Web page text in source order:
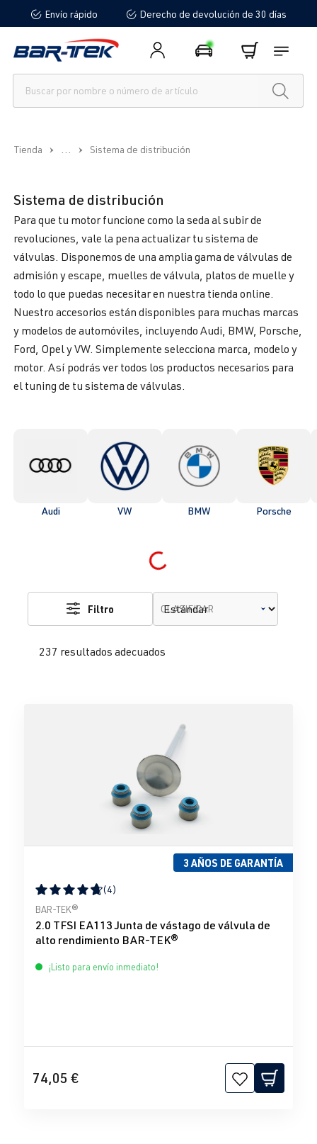
principalEnvío rápido Derecho de devolución de 30 días
Tienda ... Sistema de distribución
Sistema de distribución
Para que tu motor funcione como la seda al subir de
revoluciones, vale la pena actualizar tu sistema de
válvulas. Disponemos de una amplia gama de válvulas de
admisión y escape, muelles de válvula, platos de muelle y
todo lo que puedas necesitar en nuestra tienda online.
Nuestro accesorios están disponibles para muchas marcas
y modelos de automóviles, incluyendo Audi, BMW, Porsche,
Ford, Opel y VW. Simplemente selecciona marca, modelo y
motor. Así podrás ver todos los productos necesarios para
el tuning de tu sistema de válvulas.
Audi VW BMW Porsche
Loading...
237 resultados adecuados
Filtro CLASIFICAR
3 AÑOS DE GARANTÍA
Calificación promedio de 4.75 de 5 estrellas
(4)
BAR-TEK®
2.0 TFSI EA113 Junta de vástago de válvula de
alto rendimiento BAR-TEK®
¡Listo para envío inmediato!
74,05 €